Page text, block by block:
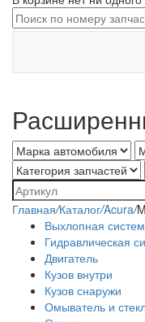
Главная/Каталог/Acura/
Выхлопная
Гидравлическая
Двигатель
Кузов внутри
Кузов снаружи
Омыватель и